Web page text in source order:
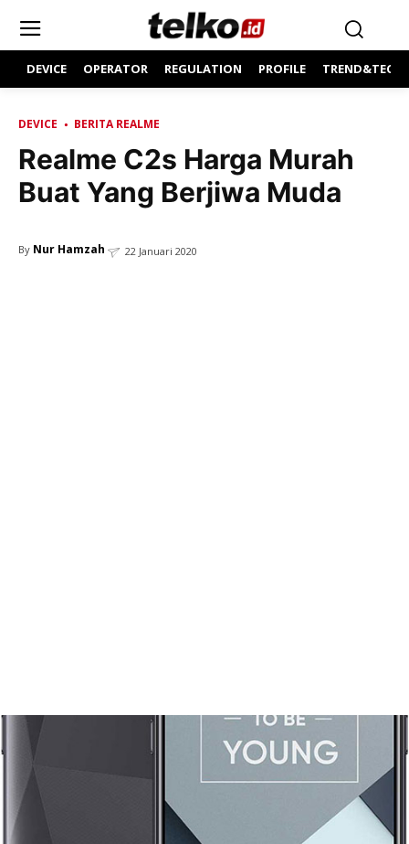
DEVICE OPERATOR REGULATION PROFILE
DEVICE BERITA REALME
Realme C2s Harga Murah
Buat Yang Berjiwa Muda
By Nur Hamzah 22 Januari 2020